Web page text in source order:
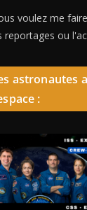
voulez me
reportages ou
astronautes
: